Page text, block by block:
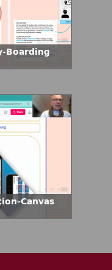
Boarding
Canvas